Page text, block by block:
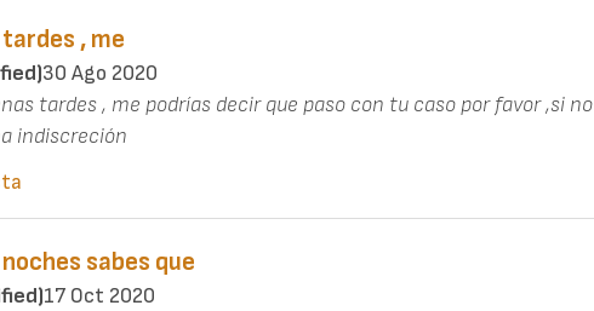
, me
30 Ago 2020
tardes , me podrías decir que paso con tu caso por favor ,si no
indiscreción
sabes que
17 Oct 2020